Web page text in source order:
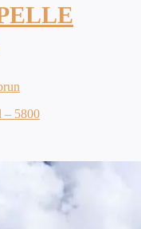
– 5800